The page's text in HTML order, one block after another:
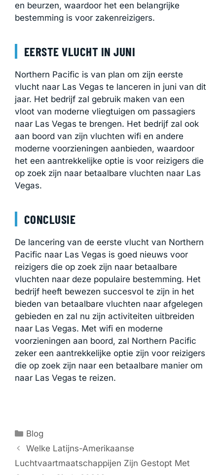
en beurzen, waardoor het een belangrijke
bestemming is voor zakenreizigers.
EERSTE VLUCHT IN JUNI
Northern Pacific is van plan om zijn eerste
vlucht naar Las Vegas te lanceren in juni van dit
jaar. Het bedrijf zal gebruik maken van een
vloot van moderne vliegtuigen om passagiers
naar Las Vegas te brengen. Het bedrijf zal ook
aan boord van zijn vluchten wifi en andere
moderne voorzieningen aanbieden, waardoor
het een aantrekkelijke optie is voor reizigers die
op zoek zijn naar betaalbare vluchten naar Las
Vegas.
CONCLUSIE
De lancering van de eerste vlucht van Northern
Pacific naar Las Vegas is goed nieuws voor
reizigers die op zoek zijn naar betaalbare
vluchten naar deze populaire bestemming. Het
bedrijf heeft bewezen succesvol te zijn in het
bieden van betaalbare vluchten naar afgelegen
gebieden en zal nu zijn activiteiten uitbreiden
naar Las Vegas. Met wifi en moderne
voorzieningen aan boord, zal Northern Pacific
zeker een aantrekkelijke optie zijn voor reizigers
die op zoek zijn naar een betaalbare manier om
naar Las Vegas te reizen.
Categorieën
Blog
Welke Latijns-Amerikaanse
Luchtvaartmaatschappijen Zijn Gestopt Met